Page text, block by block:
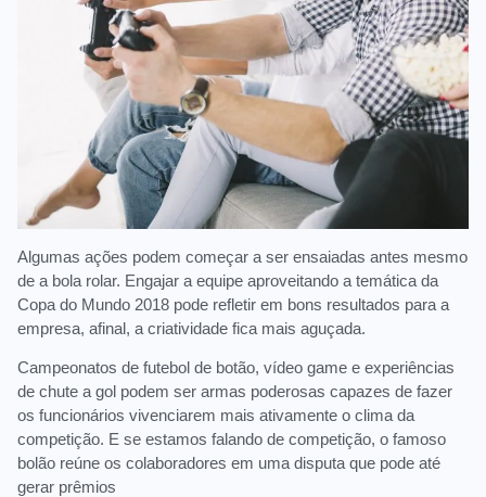
Algumas ações podem começar a ser ensaiadas antes mesmo
de a bola rolar. Engajar a equipe aproveitando a temática da
Copa do Mundo 2018 pode refletir em bons resultados para a
empresa, afinal, a criatividade fica mais aguçada.
Campeonatos de futebol de botão, vídeo game e experiências
de chute a gol podem ser armas poderosas capazes de fazer
os funcionários vivenciarem mais ativamente o clima da
competição. E se estamos falando de competição, o famoso
bolão reúne os colaboradores em uma disputa que pode até
gerar prêmios